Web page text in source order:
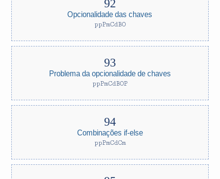
Opcionalidade das chaves
ppPmCdBO
Problema da opcionalidade de chaves
ppPmCdBOP
Combinações if-else
ppPmCdCm